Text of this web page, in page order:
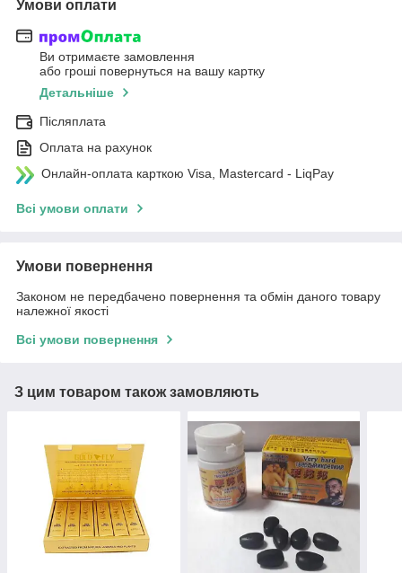
Умови оплати
Ви отримаєте замовлення
або гроші повернуться на вашу картку
Детальніше
Післяплата
Оплата на рахунок
Онлайн-оплата карткою Visa, Mastercard - LiqPay
Всі умови оплати
Умови повернення
Законом не передбачено повернення та обмін даного товару
належної якості
Всі умови повернення
З цим товаром також замовляють